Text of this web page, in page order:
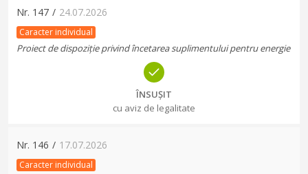
Nr. 147 / 24.07.2026
Caracter individual
Proiect de dispoziție privind încetarea suplimentului pentru energie
ÎNSUȘIT
cu aviz de legalitate
Nr. 146 / 17.07.2026
Caracter individual